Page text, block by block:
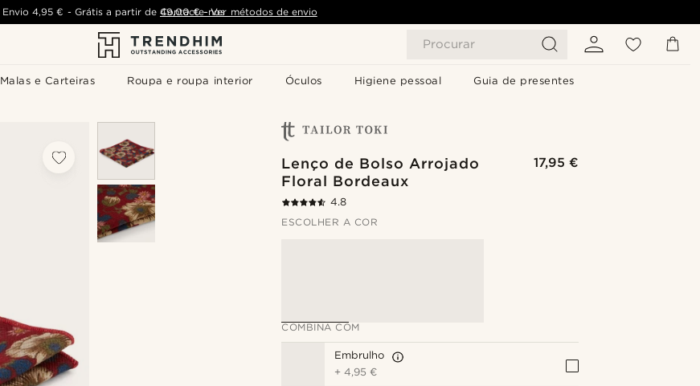
Procurar
Malas e Carteiras Roupa e roupa interior Óculos Higiene pessoal Guia de presentes
Envio 4,95 € - Grátis a partir de 49,00 € - Ver métodos de envio
Contacte-nos
Lenço de Bolso Arrojado
Floral Bordeaux
17,95 €
4.8
ESCOLHER A COR
COMBINA COM
Embrulho
+4,95 €